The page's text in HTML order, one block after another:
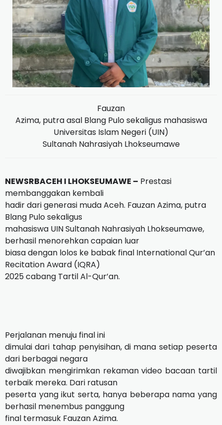
Fauzan
Azima, putra asal Blang Pulo sekaligus mahasiswa
Universitas Islam Negeri (UIN)
Sultanah Nahrasiyah Lhokseumawe
NEWSRBACEH I LHOKSEUMAWE – Prestasi
membanggakan kembali
hadir dari generasi muda Aceh. Fauzan Azima, putra
Blang Pulo sekaligus
mahasiswa UIN Sultanah Nahrasiyah Lhokseumawe,
berhasil menorehkan capaian luar
biasa dengan lolos ke babak final International Qur’an
Recitation Award (IQRA)
2025 cabang Tartil Al-Qur’an.
Perjalanan menuju final ini
dimulai dari tahap penyisihan, di mana setiap peserta
dari berbagai negara
diwajibkan mengirimkan rekaman video bacaan tartil
terbaik mereka. Dari ratusan
peserta yang ikut serta, hanya beberapa nama yang
berhasil menembus panggung
final termasuk Fauzan Azima.